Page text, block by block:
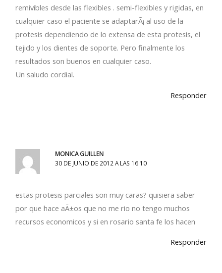
remivibles desde las flexibles . semi-flexibles y rigidas, en
cualquier caso el paciente se adaptarÃ¡ al uso de la
protesis dependiendo de lo extensa de esta protesis, el
tejido y los dientes de soporte. Pero finalmente los
resultados son buenos en cualquier caso.
Un saludo cordial.
Responder
MONICA GUILLEN
30 DE JUNIO DE 2012 A LAS 16:10
estas protesis parciales son muy caras? quisiera saber
por que hace aÃ±os que no me rio no tengo muchos
recursos economicos y si en rosario santa fe los hacen
Responder